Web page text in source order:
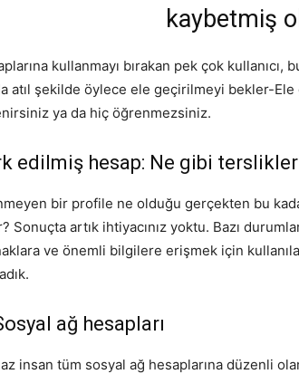
kaybetmiş
kullanmayı bırakan pek çok
atıl şekilde öylece ele geçirilmeyi bekler-
ya da hiç öğrenmezsiniz.
edilmiş hesap: Ne gibi
bir profile ne olduğu gerçekten bu
Sonuçta artık ihtiyacınız yoktu. Bazı
ve önemli bilgilere erişmek için
ağ hesapları
insan tüm sosyal ağ hesaplarına düzenli